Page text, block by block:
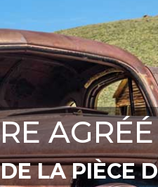
LA PIÈCE